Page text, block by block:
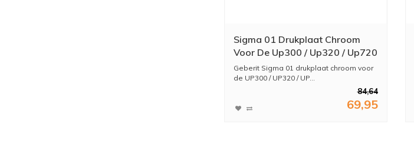
Sigma 01 Drukplaat Chroom
Voor De Up300 / Up320 / Up720
Geberit Sigma 01 drukplaat chroom voor
de UP300 / UP320 / UP...
84,64
69,95